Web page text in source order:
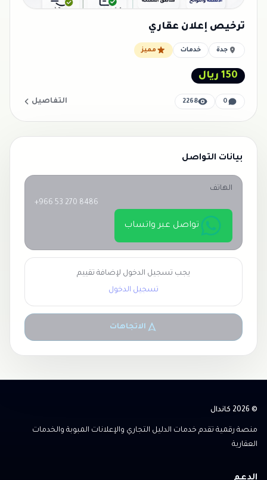
ترخيص إعلان عقاري
جدة خدمات مميز
150 ريال
0
2268 التفاصيل
بيانات التواصل
الهاتف
+966 53 270 8486
تواصل عبر واتساب
يجب تسجيل الدخول لإضافة تقييم
تسجيل الدخول
الاتجاهات
© 2026 كاندال
منصة رقمية تقدم خدمات الدليل التجاري والإعلانات المبوبة والخدمات
العقارية